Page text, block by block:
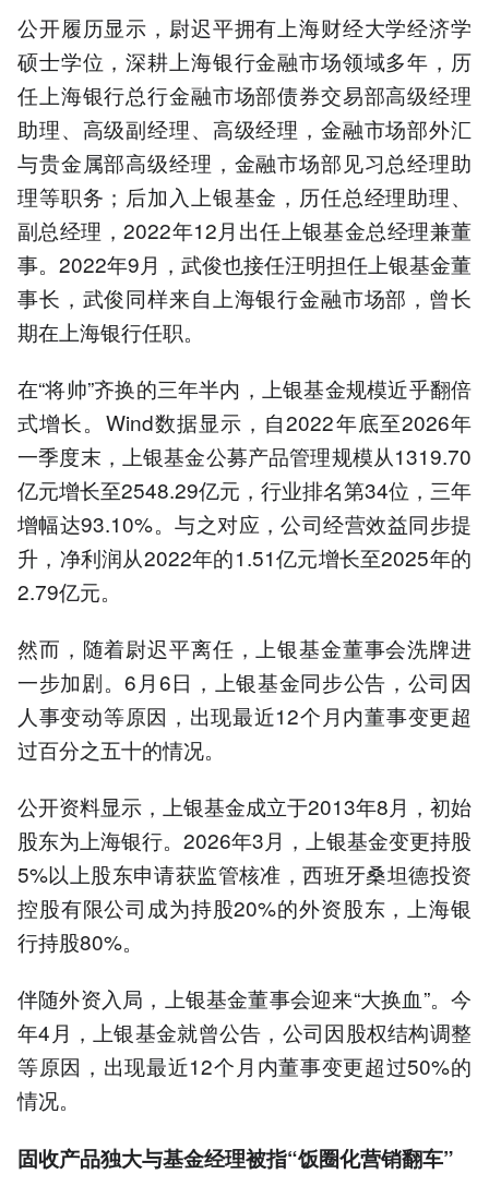
公开履历显示，尉迟平拥有上海财经大学经济学
硕士学位，深耕上海银行金融市场领域多年，历
任上海银行总行金融市场部债券交易部高级经理
助理、高级副经理、高级经理，金融市场部外汇
与贵金属部高级经理，金融市场部见习总经理助
理等职务；后加入上银基金，历任总经理助理、
副总经理，2022年12月出任上银基金总经理兼董
事。2022年9月，武俊也接任汪明担任上银基金董
事长，武俊同样来自上海银行金融市场部，曾长
期在上海银行任职。
在“将帅”齐换的三年半内，上银基金规模近乎翻倍
式增长。Wind数据显示，自2022年底至2026年
一季度末，上银基金公募产品管理规模从1319.70
亿元增长至2548.29亿元，行业排名第34位，三年
增幅达93.10%。与之对应，公司经营效益同步提
升，净利润从2022年的1.51亿元增长至2025年的
2.79亿元。
然而，随着尉迟平离任，上银基金董事会洗牌进
一步加剧。6月6日，上银基金同步公告，公司因
人事变动等原因，出现最近12个月内董事变更超
过百分之五十的情况。
公开资料显示，上银基金成立于2013年8月，初始
股东为上海银行。2026年3月，上银基金变更持股
5%以上股东申请获监管核准，西班牙桑坦德投资
控股有限公司成为持股20%的外资股东，上海银
行持股80%。
伴随外资入局，上银基金董事会迎来“大换血”。今
年4月，上银基金就曾公告，公司因股权结构调整
等原因，出现最近12个月内董事变更超过50%的
情况。
固收产品独大与基金经理被指“饭圈化营销翻车”